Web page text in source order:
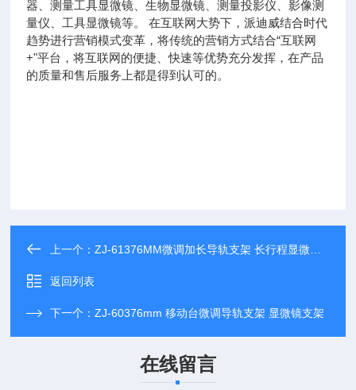
器、测量工具显微镜、生物显微镜、测量投影仪、影像测
量仪、工具显微镜等。 在互联网大势下，派迪威结合时代
趋势进行营销模式变革，将传统的营销方式结合“互联网
+"平台，将互联网的便捷、快速等优势充分发挥，在产品
的质量和售后服务上都是得到认可的。
上一个：ZJ-61376MM微调加长导轨支架 长行程显微镜支架
返回列表
下一个：ZJ-60376mm 移动台微调导轨支架 显微镜支架
在线留言